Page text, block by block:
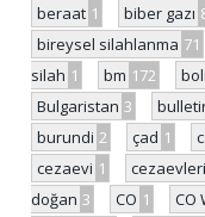
beraat 1 biber gazı
bireysel silahlanma 71
silah 1 bm 172
Bulgaristan 3
burundi 2 çad 1
cezaevi 1 cezaevleri
doğan 3 CO 1 CO